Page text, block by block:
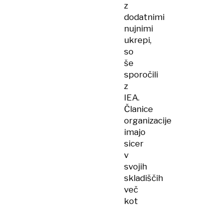
z
dodatnimi
nujnimi
ukrepi,
so
še
sporočili
z
IEA.
Članice
organizacije
imajo
sicer
v
svojih
skladiščih
več
kot